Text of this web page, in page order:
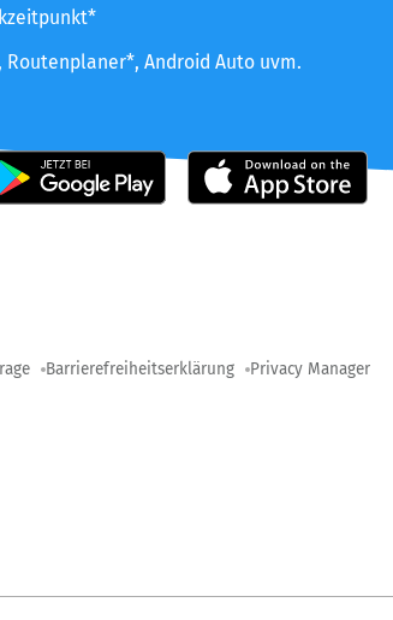
Android Auto uvm.
Barrierefreiheitserklärung Privacy Manager